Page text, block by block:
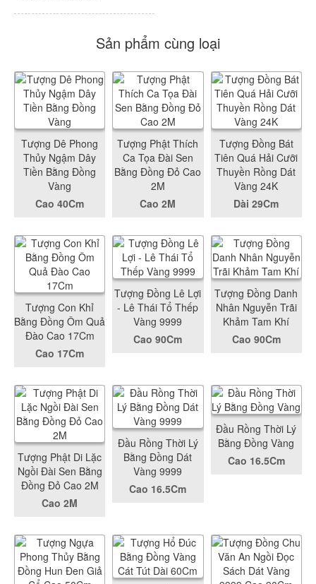
Sản phẩm cùng loại
Tượng Dê Phong
Thủy Ngậm Dây
Tiền Bằng Đồng
Vàng
Cao 40Cm
Tượng Phật Thích
Ca Tọa Đài Sen
Bằng Đồng Đỏ Cao
2M
Cao 2M
Tượng Đồng Bát
Tiên Quá Hải Cưỡi
Thuyền Rồng Dát
Vàng 24K
Dài 29Cm
Tượng Con Khỉ
Bằng Đồng Ôm Quả
Đào Cao 17Cm
Cao 17Cm
Tượng Đồng Lê Lợi
- Lê Thái Tổ Thếp
Vàng 9999
Cao 90Cm
Tượng Đồng Danh
Nhân Nguyễn Trãi
Khảm Tam Khí
Cao 90Cm
Tượng Phật Di Lặc
Ngồi Đài Sen Bằng
Đồng Đỏ Cao 2M
Cao 2M
Đầu Rồng Thời Lý
Bằng Đồng Dát
Vàng 9999
Cao 16.5Cm
Đầu Rồng Thời Lý
Bằng Đồng Vàng
Cao 16.5Cm